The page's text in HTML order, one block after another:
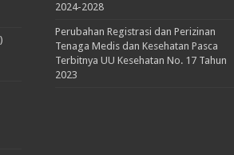
2024-2028
Perubahan Registrasi dan Perizinan
Tenaga Medis dan Kesehatan Pasca
Terbitnya UU Kesehatan No. 17 Tahun
2023